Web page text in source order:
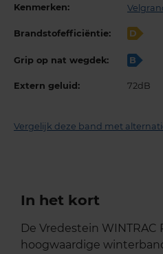
Kenmerken:
Brandstofefficiëntie: D
Grip op nat wegdek: B
Extern geluid: 72dB
Vergelijk deze band met
In het kort
De Vredestein WINTRAC
hoogwaardige